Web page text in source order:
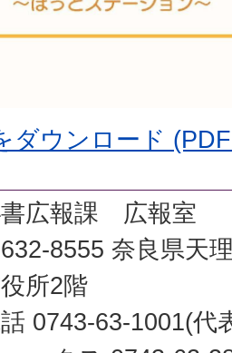
ダウンロード
広報課 広報室
8555 奈良県天
所2階
0743-63-1001(代